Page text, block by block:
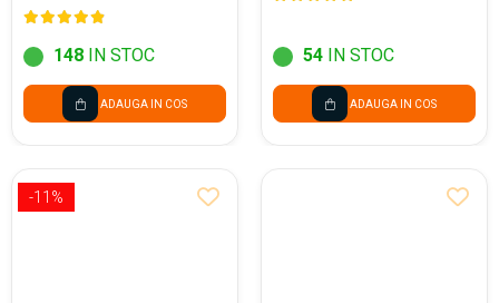
148 IN STOC
ADAUGA IN COS
54 IN STOC
ADAUGA IN COS
-11%